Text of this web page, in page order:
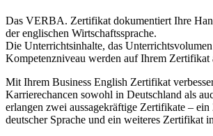
Das VERBA. Zertifikat dokumentiert Ihre
der englischen Wirtschaftssprache.
Die Unterrichtsinhalte, das
Kompetenzniveau werden auf Ihrem Zertifikat
Mit Ihrem Business English Zertifikat
Karrierechancen sowohl in Deutschland als
erlangen zwei aussagekräftige Zertifikate –
deutscher Sprache und ein weiteres Zertifikat